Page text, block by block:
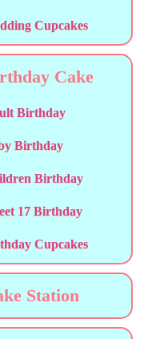
Cupcakes
Cake
Birthday
Birthday
Birthday
17 Birthday
Cupcakes
Station